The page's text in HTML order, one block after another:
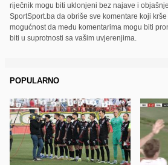
riječnik mogu biti uklonjeni bez najave i
SportSport.ba da obriše sve komentare koji
mogućnost da među komentarima mogu biti
biti u suprotnosti sa vašim uvjerenjima.
POPULARNO